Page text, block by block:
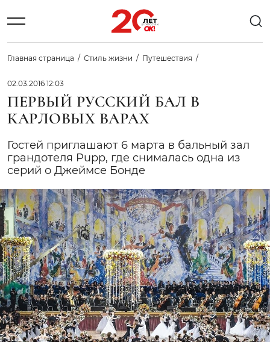
Главная страница Стиль жизни Путешествия
02.03.2016 12:03
ПЕРВЫЙ РУССКИЙ БАЛ В
КАРЛОВЫХ ВАРАХ
Гостей приглашают 6 марта в бальный зал
грандотеля Pupp, где снималась одна из
серий о Джеймсе Бонде